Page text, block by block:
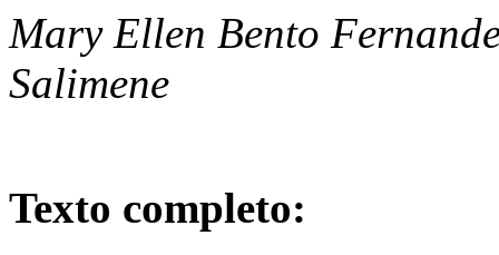
Mary Ellen Bento
Salimene
Texto completo: